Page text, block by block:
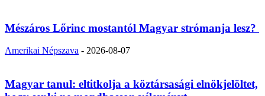
Mészáros Lőrinc mostantól Magyar strómanja lesz?
Amerikai Népszava - 2026-08-07
Magyar tanul: eltitkolja a köztársasági elnökjelöltet,